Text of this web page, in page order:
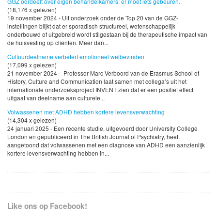
(18,176 x gelezen)
19 november 2024 - Uit onderzoek onder de Top 20 van de GGZ-
instellingen blijkt dat er sporadisch structureel, wetenschappelijk
onderbouwd of uitgebreid wordt stilgestaan bij de therapeutische impact van
de huisvesting op cliënten. Meer dan...
Cultuurdeelname verbetert emotioneel welbevinden
(17,099 x gelezen)
21 november 2024 - Professor Marc Verboord van de Erasmus School of
History, Culture and Communication laat samen met collega’s uit het
internationale onderzoeksproject INVENT zien dat er een positief effect
uitgaat van deelname aan culturele...
Volwassenen met ADHD hebben kortere levensverwachting
(14,304 x gelezen)
24 januari 2025 - Een recente studie, uitgevoerd door University College
London en gepubliceerd in The British Journal of Psychiatry, heeft
aangetoond dat volwassenen met een diagnose van ADHD een aanzienlijk
kortere levensverwachting hebben in...
Like ons op Facebook!